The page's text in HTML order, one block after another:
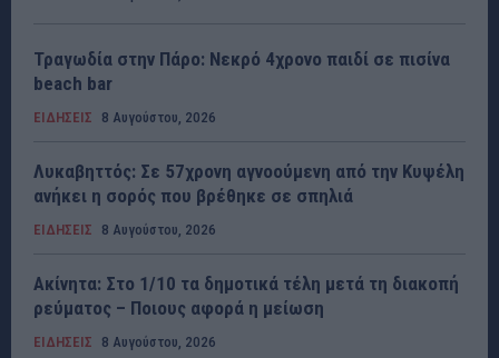
Τραγωδία στην Πάρο: Νεκρό 4χρονο παιδί σε πισίνα
beach bar
ΕΙΔΗΣΕΙΣ 8 Αυγούστου, 2026
Λυκαβηττός: Σε 57χρονη αγνοούμενη από την Κυψέλη
ανήκει η σορός που βρέθηκε σε σπηλιά
ΕΙΔΗΣΕΙΣ 8 Αυγούστου, 2026
Ακίνητα: Στο 1/10 τα δημοτικά τέλη μετά τη διακοπή
ρεύματος – Ποιους αφορά η μείωση
ΕΙΔΗΣΕΙΣ 8 Αυγούστου, 2026